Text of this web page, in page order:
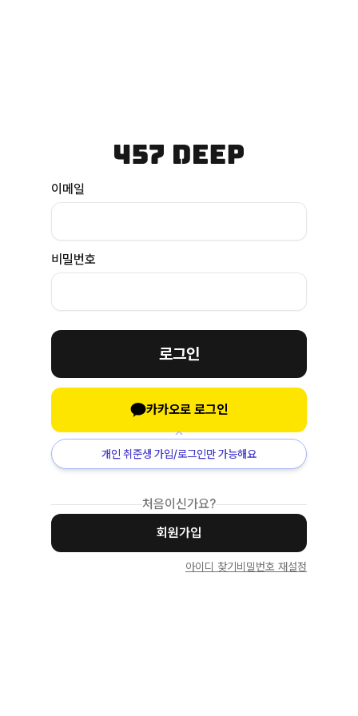
이메일
비밀번호
로그인
카카오로 로그인
개인 취준생 가입/로그인만 가능해요
처음이신가요?
회원가입
아이디 찾기 비밀번호 재설정